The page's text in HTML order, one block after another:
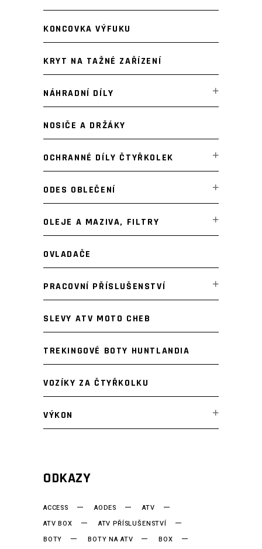
KONCOVKA VÝFUKU
KRYT NA TAŽNÉ ZAŘÍZENÍ
NÁHRADNÍ DÍLY
NOSIČE A DRŽÁKY
OCHRANNÉ DÍLY ČTYŘKOLEK
ODES OBLEČENÍ
OLEJE A MAZIVA, FILTRY
OVLADAČE
PRACOVNÍ PŘÍSLUŠENSTVÍ
SLEVY ATV MOTO CHEB
TREKINGOVÉ BOTY HUNTLANDIA
VOZÍKY ZA ČTYŘKOLKU
VÝKON
ODKAZY
ACCESS AODES
ATV
ATV BOX
ATV PŘÍSLUŠENSTVÍ
BOTY
BOTY NA ATV
BOX